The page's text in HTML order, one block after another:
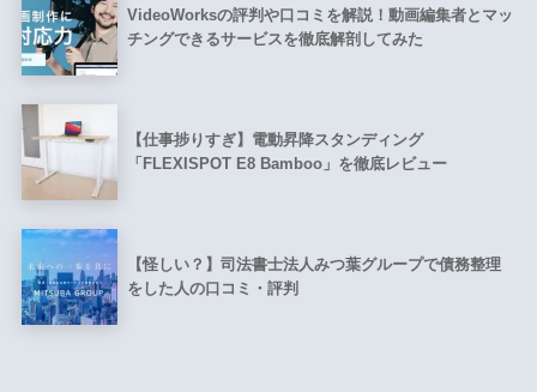
VideoWorksの評判や口コミを解説！動画編集者とマッ
チングできるサービスを徹底解剖してみた
【仕事捗りすぎ】電動昇降スタンディング
「FLEXISPOT E8 Bamboo」を徹底レビュー
【怪しい？】司法書士法人みつ葉グループで債務整理
をした人の口コミ・評判